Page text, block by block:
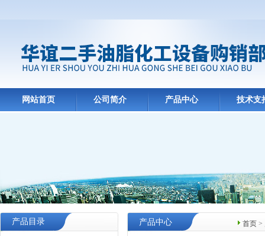
网站首页 公司简介 产品中心 技术支
产品目录 首页 >
产品中心